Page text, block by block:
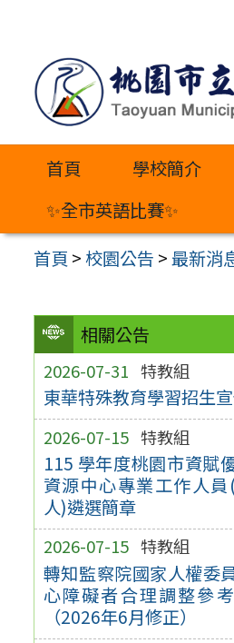
內
首頁 學校簡介
✨全市英語比賽✨
首頁 >校園公告 >最新消
相關公告
2026-07-31 特教組
東華特殊教育學習招生
2026-07-15 特教組
115 學年度桃園市資賦
資源中心專業工作人
人)遴選簡章
2026-07-15 特教組
轉知監察院國家人權委
心障礙者合理調整參考
（2026年6月修正）